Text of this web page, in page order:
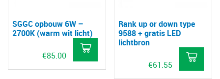
SGGC opbouw 6W –
2700K (warm wit licht)
€85.00
Rank up or down type
9588 + gratis LED
lichtbron
€61.55